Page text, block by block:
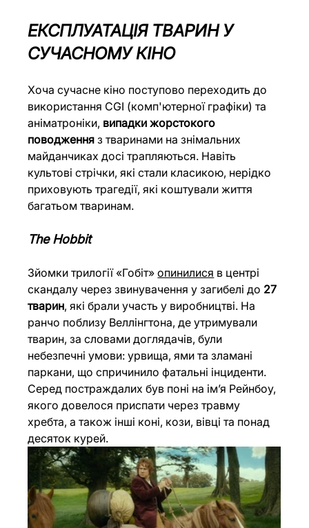
ЕКСПЛУАТАЦІЯ ТВАРИН У
СУЧАСНОМУ КІНО
Хоча сучасне кіно поступово переходить до
використання CGI (комп'ютерної графіки) та
аніматроніки, випадки жорстокого
поводження з тваринами на знімальних
майданчиках досі трапляються. Навіть
культові стрічки, які стали класикою, нерідко
приховують трагедії, які коштували життя
багатьом тваринам.
The Hobbit
Зйомки трилогії «Гобіт» опинилися в центрі
скандалу через звинувачення у загибелі до 27
тварин, які брали участь у виробництві. На
ранчо поблизу Веллінгтона, де утримували
тварин, за словами доглядачів, були
небезпечні умови: урвища, ями та зламані
паркани, що спричинило фатальні інциденти.
Серед постраждалих був поні на ім’я Рейнбоу,
якого довелося приспати через травму
хребта, а також інші коні, кози, вівці та понад
десяток курей.